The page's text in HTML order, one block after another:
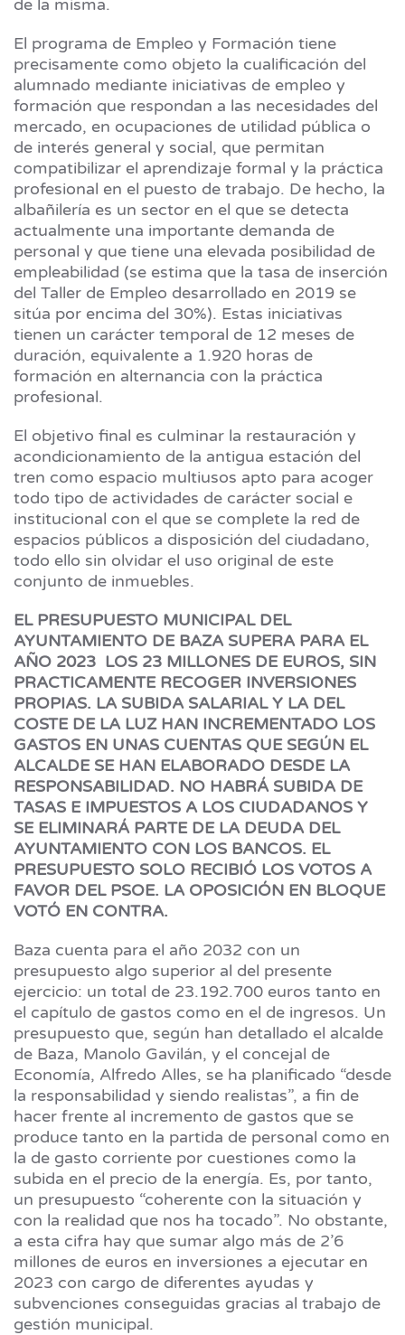
de la misma.
El programa de Empleo y Formación tiene
precisamente como objeto la cualificación del
alumnado mediante iniciativas de empleo y
formación que respondan a las necesidades del
mercado, en ocupaciones de utilidad pública o
de interés general y social, que permitan
compatibilizar el aprendizaje formal y la práctica
profesional en el puesto de trabajo. De hecho, la
albañilería es un sector en el que se detecta
actualmente una importante demanda de
personal y que tiene una elevada posibilidad de
empleabilidad (se estima que la tasa de inserción
del Taller de Empleo desarrollado en 2019 se
sitúa por encima del 30%). Estas iniciativas
tienen un carácter temporal de 12 meses de
duración, equivalente a 1.920 horas de
formación en alternancia con la práctica
profesional.
El objetivo final es culminar la restauración y
acondicionamiento de la antigua estación del
tren como espacio multiusos apto para acoger
todo tipo de actividades de carácter social e
institucional con el que se complete la red de
espacios públicos a disposición del ciudadano,
todo ello sin olvidar el uso original de este
conjunto de inmuebles.
EL PRESUPUESTO MUNICIPAL DEL
AYUNTAMIENTO DE BAZA SUPERA PARA EL
AÑO 2023 LOS 23 MILLONES DE EUROS, SIN
PRACTICAMENTE RECOGER INVERSIONES
PROPIAS. LA SUBIDA SALARIAL Y LA DEL
COSTE DE LA LUZ HAN INCREMENTADO LOS
GASTOS EN UNAS CUENTAS QUE SEGÚN EL
ALCALDE SE HAN ELABORADO DESDE LA
RESPONSABILIDAD. NO HABRÁ SUBIDA DE
TASAS E IMPUESTOS A LOS CIUDADANOS Y
SE ELIMINARÁ PARTE DE LA DEUDA DEL
AYUNTAMIENTO CON LOS BANCOS. EL
PRESUPUESTO SOLO RECIBIÓ LOS VOTOS A
FAVOR DEL PSOE. LA OPOSICIÓN EN BLOQUE
VOTÓ EN CONTRA.
Baza cuenta para el año 2032 con un
presupuesto algo superior al del presente
ejercicio: un total de 23.192.700 euros tanto en
el capítulo de gastos como en el de ingresos. Un
presupuesto que, según han detallado el alcalde
de Baza, Manolo Gavilán, y el concejal de
Economía, Alfredo Alles, se ha planificado “desde
la responsabilidad y siendo realistas”, a fin de
hacer frente al incremento de gastos que se
produce tanto en la partida de personal como en
la de gasto corriente por cuestiones como la
subida en el precio de la energía. Es, por tanto,
un presupuesto “coherente con la situación y
con la realidad que nos ha tocado”. No obstante,
a esta cifra hay que sumar algo más de 2’6
millones de euros en inversiones a ejecutar en
2023 con cargo de diferentes ayudas y
subvenciones conseguidas gracias al trabajo de
gestión municipal.